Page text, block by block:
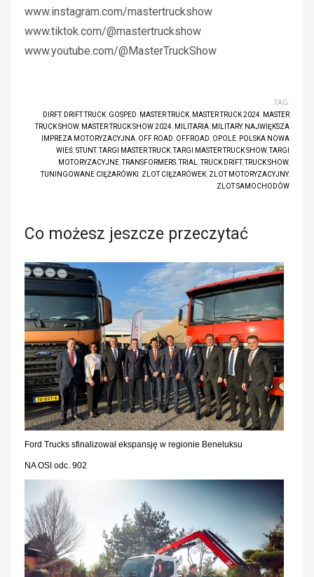
www.instagram.com/mastertruckshow
www.tiktok.com/@mastertruckshow
www.youtube.com/@MasterTruckShow
TAG:
DIRFT , DRIFT TRUCK, GOSPED, MASTER TRUCK, MASTER TRUCK 2024, MASTER
TRUCK SHOW, MASTER TRUCK SHOW 2024, MILITARIA, MILITARY, NAJWIĘKSZA
IMPREZA MOTORYZACYJNA, OFF ROAD, OFFROAD, OPOLE, POLSKA NOWA
WIEŚ,STUNT , TARGI MASTER TRUCK, TARGI MASTER TRUCK SHOW,
TARGI
MOTORYZACYJNE, TRANSFORMERS, TRIAL, TRUCK DRIFT , TRUCK SHOW,
TUNINGOWANE CIĘŻARÓWKI , ZLOT CIĘŻARÓWEK, ZLOT MOTORYZACYJNY,
ZLOT SAMOCHODÓW
Co możesz jeszcze przeczytać
Ford Trucks sfinalizował ekspansję w regionie Beneluksu
NA OSI odc. 902